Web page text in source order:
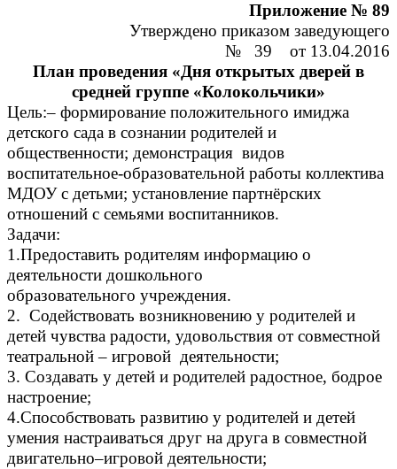
Приложение № 89
Утверждено приказом заведующего
№ 39 от 13.04.2016
План проведения «Дня открытых дверей в
средней группе «Колокольчики»
Цель:– формирование положительного имиджа
детского сада в сознании родителей и
общественности; демонстрация видов
воспитательное-образовательной работы коллектива
МДОУ с детьми; установление партнёрских
отношений с семьями воспитанников.
Задачи:
1.Предоставить родителям информацию о
деятельности дошкольного
образовательного учреждения.
2. Содействовать возникновению у родителей и
детей чувства радости, удовольствия от совместной
театральной – игровой деятельности;
3. Создавать у детей и родителей радостное, бодрое
настроение;
4.Способствовать развитию у родителей и детей
умения настраиваться друг на друга в совместной
двигательно–игровой деятельности;